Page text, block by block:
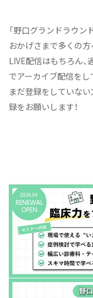
「野口グランドラウン
おかげさまで多くの
LIVE配信はもちろん
でアーカイブ配信をし
まだ登録をしていな
録をお願いします！